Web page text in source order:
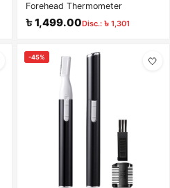
Forehead Thermometer
৳ 1,499.00Disc.: ৳ 1,301
-45% 🤍